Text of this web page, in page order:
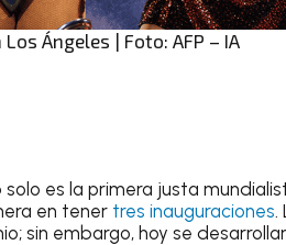
Ángeles | Foto: AFP – IA
solo es la primera justa
en tener tres inauguraciones.
sin embargo, hoy se